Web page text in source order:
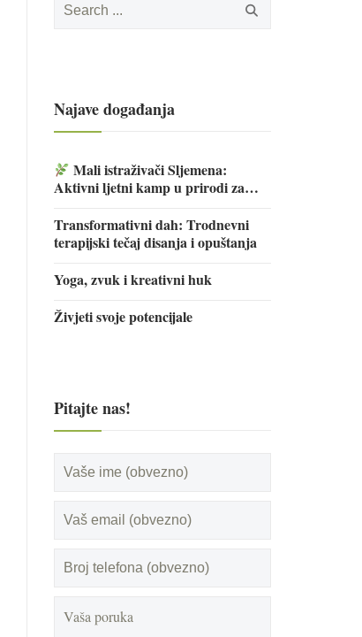
for:
Najave događanja
Mali istraživači Sljemena:
Aktivni ljetni kamp u prirodi za
Transformativni dah: Trodnevni
terapijski tečaj disanja i opuštanja
Yoga, zvuk i kreativni huk
Živjeti svoje potencijale
Pitajte nas!